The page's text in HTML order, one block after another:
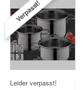
Verpasst!
Leider verpasst!